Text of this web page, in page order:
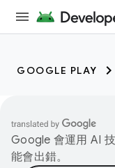
GOOGLE PLAY
Google 會運用 AI
能會出錯。